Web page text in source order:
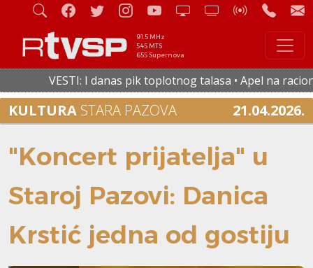
91.5 MHz
545 MTS
655 Supernova
VESTI: I danas pik toplotnog talasa • Apel na
KULTURA STARA PAZOVA 21.04.2026.
"Koncert prijatelja" u
Staroj Pazovi: Danica
Krstić jedna od gostiju